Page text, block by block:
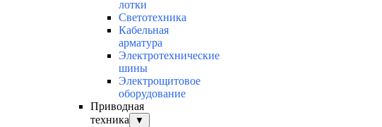
лотки
Светотехника
Кабельная
арматура
Электротехнические
шины
Электрощитовое
оборудование
Приводная
техника
▼